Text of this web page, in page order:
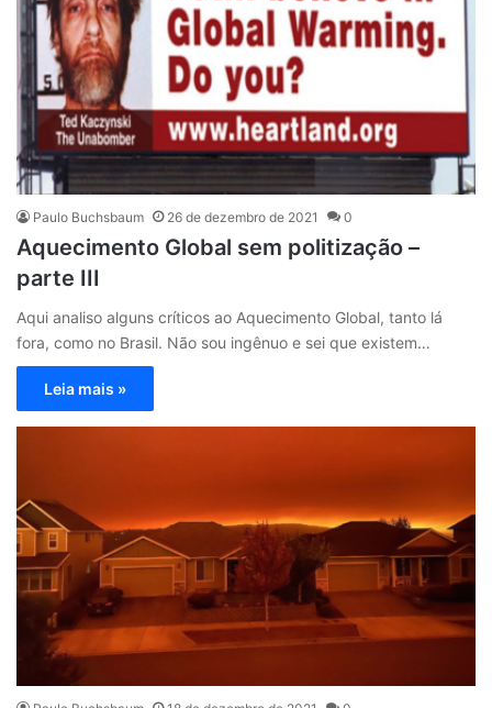
Paulo Buchsbaum 26 de dezembro de 2021 0
Aquecimento Global sem politização –
parte III
Aqui analiso alguns críticos ao Aquecimento Global, tanto lá
fora, como no Brasil. Não sou ingênuo e sei que existem…
Leia mais »